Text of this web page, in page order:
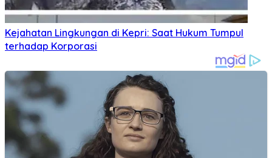
Kejahatan Lingkungan di Kepri: Saat Hukum Tumpul
terhadap Korporasi